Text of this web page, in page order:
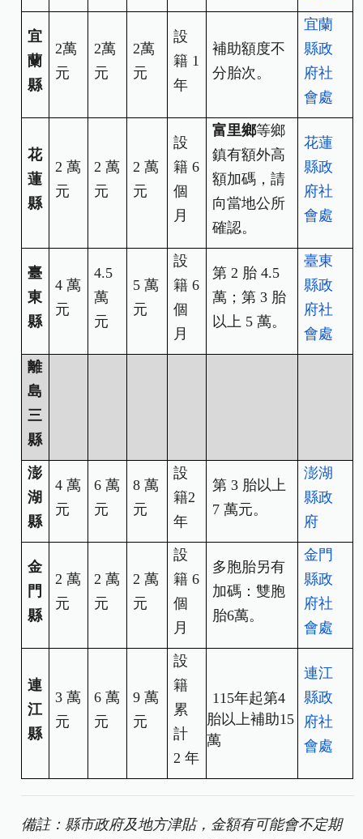
宜
蘭
縣
2萬
元
2萬
元
2萬
元
設
籍 1
年
補助額度不
分胎次。
宜蘭
縣政
府社
會處
花
蓮
縣
2萬
元
2萬
元
2萬
元
設
籍 6
個
月
富里鄉等鄉
鎮有額外高
額加碼，請
向當地公所
確認。
花蓮
縣政
府社
會處
臺
東
縣
4萬
元
4.5
萬
元
5萬
元
設
籍 6
個
月
第 2 胎 4.5
萬；第 3 胎
以上 5 萬。
臺東
縣政
府社
會處
離
島
三
縣
澎
湖
縣
4萬
元
6萬
元
8萬
元
設
籍2
年
第 3 胎以上
7 萬元。
澎湖
縣政
府
金
門
縣
2萬
元
2萬
元
2萬
元
設
籍 6
個
月
多胞胎另有
加碼：雙胞
胎6萬。
金門
縣政
府社
會處
連
江
縣
3萬
元
6萬
元
9萬
元
設
籍
累
計
2 年
115年起第4
胎以上補助15
萬
連江
縣政
府社
會處
備註：縣市政府及地方津貼，金額有可能會不定期